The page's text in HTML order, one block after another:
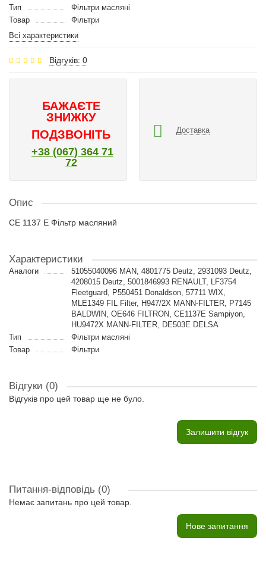
Тип
Фільтри масляні
Товар
Фільтри
Всі характеристики
Відгуків: 0
БАЖАЄТЕ
ЗНИЖКУ
ПОДЗВОНІТЬ
+38 (067) 364 71
72
Доставка
Опис
CE 1137 E Фільтр масляний
Характеристики
Аналоги
51055040096 MAN, 4801775 Deutz, 2931093 Deutz,
4208015 Deutz, 5001846993 RENAULT, LF3754
Fleetguard, P550451 Donaldson, 57711 WIX,
MLE1349 FIL Filter, H947/2X MANN-FILTER, P7145
BALDWIN, OE646 FILTRON, CE1137E Sampiyon,
HU9472X MANN-FILTER, DE503E DELSA
Тип
Фільтри масляні
Товар
Фільтри
Відгуки (0)
Відгуків про цей товар ще не було.
Залишити відгук
Питання-відповідь (0)
Немає запитань про цей товар.
Нове запитання